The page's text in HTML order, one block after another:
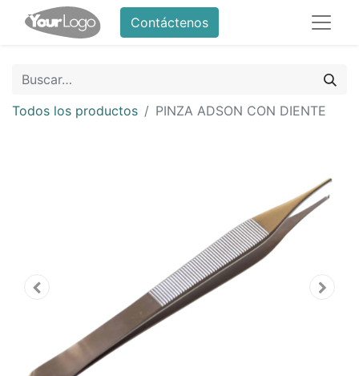
Contáctenos
Todos los productos PINZA ADSON CON DIENTE